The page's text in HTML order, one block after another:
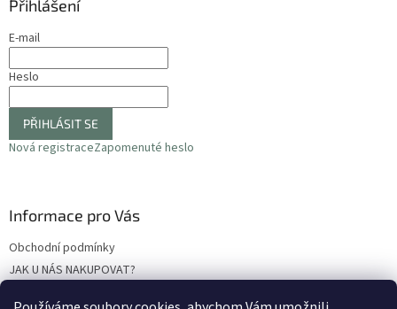
Přihlášení
E-mail
Heslo
PŘIHLÁSIT SE
Nová registraceZapomenuté heslo
Informace pro Vás
Obchodní podmínky
JAK U NÁS NAKUPOVAT?